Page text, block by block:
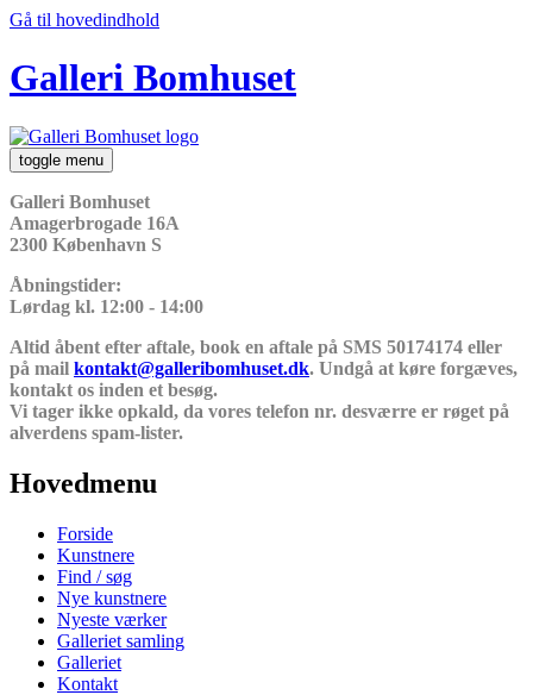
Gå til hovedindhold
Galleri Bomhuset
toggle menu
Galleri Bomhuset
Amagerbrogade 16A
2300 København S
Åbningstider:
Lørdag kl. 12:00 - 14:00
Altid åbent efter aftale, book en aftale på SMS 50174174 eller
på mail kontakt@galleribomhuset.dk. Undgå at køre forgæves,
kontakt os inden et besøg.
Vi tager ikke opkald, da vores telefon nr. desværre er røget på
alverdens spam-lister.
Hovedmenu
Forside
Kunstnere
Find / søg
Nye kunstnere
Nyeste værker
Galleriet samling
Galleriet
Kontakt